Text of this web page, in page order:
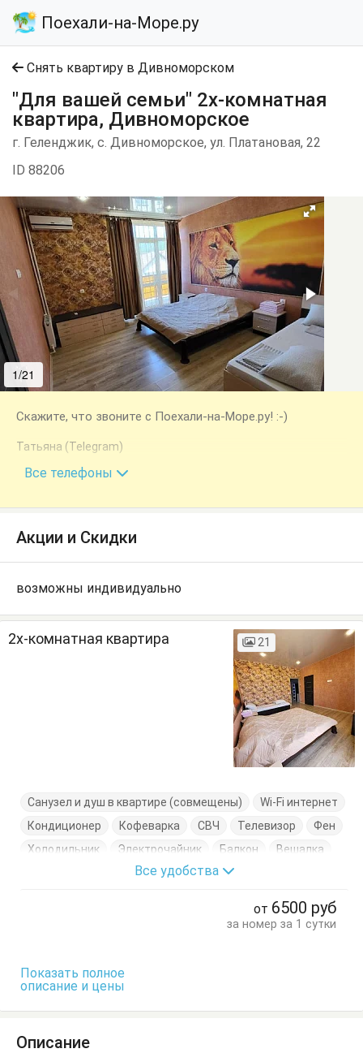
Поехали-на-Море.ру
Снять квартиру в Дивноморском
"Для вашей семьи" 2х-комнатная
квартира, Дивноморское
г. Геленджик, с. Дивноморское, ул. Платановая, 22
ID 88206
1/21
Скажите, что звоните с Поехали-на-Море.ру! :-)
Татьяна (Telegram)
+7 (928) 207-22-50
Все телефоны
Акции и Скидки
возможны индивидуально
2х-комнатная квартира 21
Санузел и душ в квартире (совмещены)
Wi-Fi интернет
Кондиционер
Кофеварка СВЧ Телевизор
Фен
Холодильник
Электрочайник Балкон
Вешалка
Комод
Кресло-кровать
Посуда
Стол
Все удобства
от 6500 руб
за номер за 1 сутки
Показать полное
описание и цены
Описание